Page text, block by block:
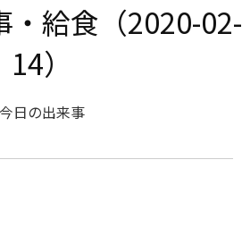
・給食（2020-02-
14）
今日の出来事